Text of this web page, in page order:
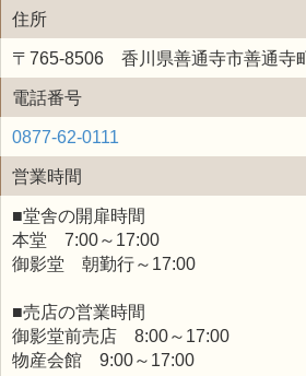
住所
〒765-8506 香川県善通寺市善通寺
電話番号
0877-62-0111
営業時間
■堂舎の開扉時間
本堂 7:00～17:00
御影堂 朝勤行～17:00
■売店の営業時間
御影堂前売店 8:00～17:00
物産会館 9:00～17:00